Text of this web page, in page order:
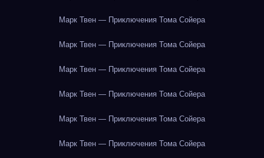
Марк Твен — Приключения Тома Сойера
Марк Твен — Приключения Тома Сойера
Марк Твен — Приключения Тома Сойера
Марк Твен — Приключения Тома Сойера
Марк Твен — Приключения Тома Сойера
Марк Твен — Приключения Тома Сойера